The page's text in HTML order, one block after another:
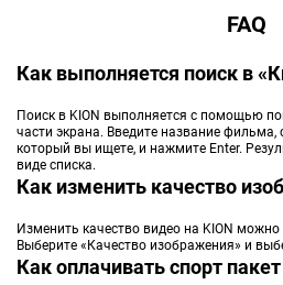
FAQ
Как выполняется поиск в
Поиск в KION выполняется с помощью
части экрана. Введите название фильма,
который вы ищете, и нажмите Enter.
виде списка.
Как изменить качество
Изменить качество видео на KION
Выберите «Качество изображения» и
Как оплачивать спорт пакет